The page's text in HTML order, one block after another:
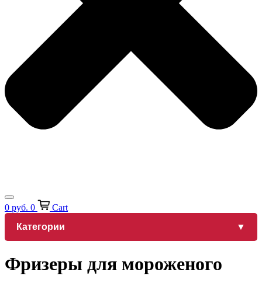
0 руб. 0
Cart
Категории
Фризеры для мороженого